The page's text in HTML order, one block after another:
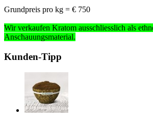
Grundpreis pro kg = € 750
Wir verkaufen Kratom ausschliesslich als
Anschauungsmaterial.
Kunden-Tipp